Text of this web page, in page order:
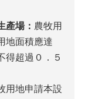
產場： 農牧用
地面積應達
得超過０．５
用地申請本設